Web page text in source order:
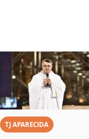
TJ APARECIDA